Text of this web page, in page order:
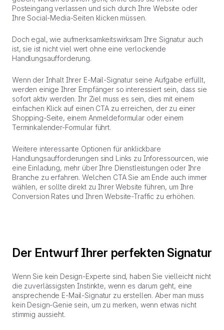
Posteingang verlassen und sich durch Ihre Website oder
Ihre Social-Media-Seiten klicken müssen.
Doch egal, wie aufmerksamkeitswirksam Ihre Signatur auch
ist, sie ist nicht viel wert ohne eine verlockende
Handlungsaufforderung.
Wenn der Inhalt Ihrer E-Mail-Signatur seine Aufgabe erfüllt,
werden einige Ihrer Empfänger so interessiert sein, dass sie
sofort aktiv werden. Ihr Ziel muss es sein, dies mit einem
einfachen Klick auf einen CTA zu erreichen, der zu einer
Shopping-Seite, einem Anmeldeformular oder einem
Terminkalender-Formular führt.
Weitere interessante Optionen für anklickbare
Handlungsaufforderungen sind Links zu Inforessourcen, wie
eine Einladung, mehr über Ihre Dienstleistungen oder Ihre
Branche zu erfahren. Welchen CTA Sie am Ende auch immer
wählen, er sollte direkt zu Ihrer Website führen, um Ihre
Conversion Rates und Ihren Website-Traffic zu erhöhen.
Der Entwurf Ihrer perfekten Signatur
Wenn Sie kein Design-Experte sind, haben Sie vielleicht nicht
die zuverlässigsten Instinkte, wenn es darum geht, eine
ansprechende E-Mail-Signatur zu erstellen. Aber man muss
kein Design-Genie sein, um zu merken, wenn etwas nicht
stimmig aussieht.